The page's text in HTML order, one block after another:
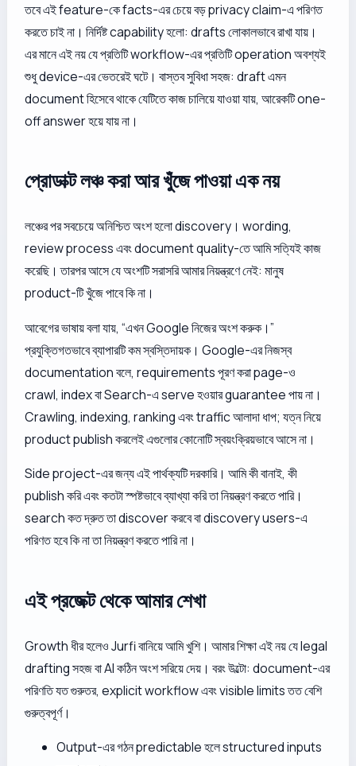
তবে এই feature-কে facts-এর চেয়ে বড় privacy claim-এ পরিণত
করতে চাই না। নির্দিষ্ট capability হলো: drafts লোকালভাবে রাখা যায়।
এর মানে এই নয় যে প্রতিটি workflow-এর প্রতিটি operation অবশ্যই
শুধু device-এর ভেতরেই ঘটে। বাস্তব সুবিধা সহজ: draft এমন
document হিসেবে থাকে যেটিতে কাজ চালিয়ে যাওয়া যায়, আরেকটি one-
off answer হয়ে যায় না।
প্রোডাক্ট লঞ্চ করা আর খুঁজে পাওয়া এক নয়
লঞ্চের পর সবচেয়ে অনিশ্চিত অংশ হলো discovery। wording,
review process এবং document quality-তে আমি সত্যিই কাজ
করেছি। তারপর আসে যে অংশটি সরাসরি আমার নিয়ন্ত্রণে নেই: মানুষ
product-টি খুঁজে পাবে কি না।
আবেগের ভাষায় বলা যায়, “এখন Google নিজের অংশ করুক।”
প্রযুক্তিগতভাবে ব্যাপারটি কম স্বস্তিদায়ক। Google-এর নিজস্ব
documentation বলে, requirements পূরণ করা page-ও
crawl, index বা Search-এ serve হওয়ার guarantee পায় না।
Crawling, indexing, ranking এবং traffic আলাদা ধাপ; যত্ন নিয়ে
product publish করলেই এগুলোর কোনোটি স্বয়ংক্রিয়ভাবে আসে না।
Side project-এর জন্য এই পার্থক্যটি দরকারি। আমি কী বানাই, কী
publish করি এবং কতটা স্পষ্টভাবে ব্যাখ্যা করি তা নিয়ন্ত্রণ করতে পারি।
search কত দ্রুত তা discover করবে বা discovery users-এ
পরিণত হবে কি না তা নিয়ন্ত্রণ করতে পারি না।
এই প্রজেক্ট থেকে আমার শেখা
Growth ধীর হলেও Jurfi বানিয়ে আমি খুশি। আমার শিক্ষা এই নয় যে legal
drafting সহজ বা AI কঠিন অংশ সরিয়ে দেয়। বরং উল্টো: document-এর
পরিণতি যত গুরুতর, explicit workflow এবং visible limits তত বেশি
গুরুত্বপূর্ণ।
Output-এর গঠন predictable হলে structured inputs